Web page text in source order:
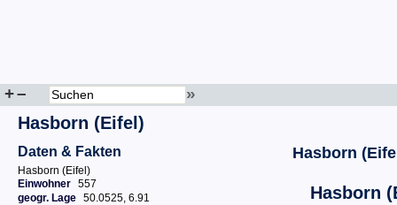
+– »
Hasborn (Eifel)
Daten & Fakten
Hasborn (Eifel)
Einwohner 557
geogr. Lage 50.0525, 6.91
Hasborn
Hasborn